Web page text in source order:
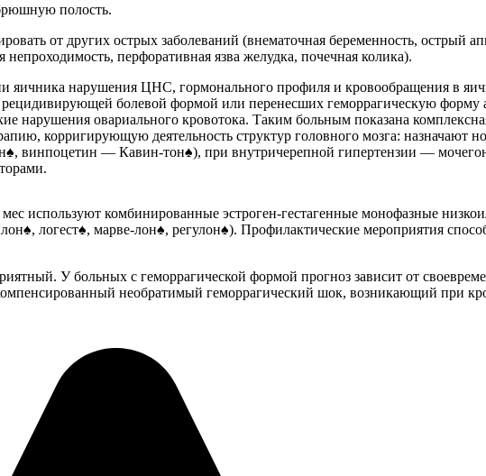
полость.
от других острых заболеваний (внематочная беременность, острый
перфоративная язва желудка, почечная колика).
яичника нарушения ЦНС, гормонального профиля и кровообращения в
болевой формой или перенесших геморрагическую форму
нарушения овариального кровотока. Таким больным показана
корригирующую деятельность структур головного мозга: назначают
винпоцетин — Кавин-тон♠), при внутричерепной гипертензии —
используют комбинированные эстроген-гестагенные монофазные
логест♠, марве-лон♠, регулон♠). Профилактические мероприятия
У больных с геморрагической формой прогноз зависит от
необратимый геморрагический шок, возникающий при